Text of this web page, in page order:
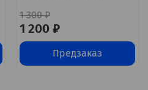
1 300 ₽
1 200 ₽
Предзаказ